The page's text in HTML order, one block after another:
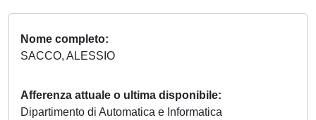
Nome completo
SACCO, ALESSIO
Afferenza attuale o ultima disponibile
Dipartimento di Automatica e Informatica